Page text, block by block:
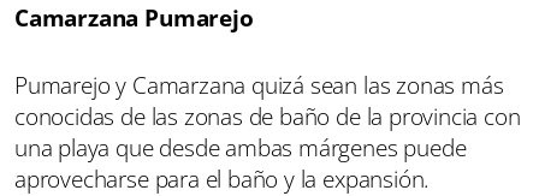
Camarzana Pumarejo
Pumarejo y Camarzana quizá sean las zonas más
conocidas de las zonas de baño de la provincia con
una playa que desde ambas márgenes puede
aprovecharse para el baño y la expansión.